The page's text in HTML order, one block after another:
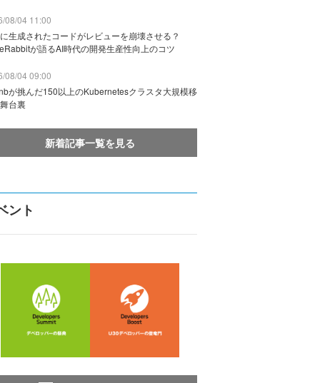
08/04 11:00
生成されたコードがレビューを崩壊させる？
が語るAI時代の開発生産性向上のコツ
08/04 09:00
が挑んだ150以上のKubernetesクラスタ大規模移
台裏
新着記事一覧を見る
ント